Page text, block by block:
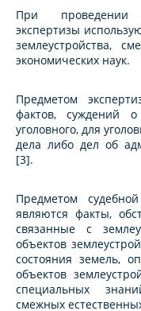
При проведении
экспертизы
землеустройства,
экономических наук.
Предметом
фактов, суждений
уголовного, для
дела либо дел об
[3].
Предметом
являются факты,
связанные с
объектов
состояния земель,
объектов
специальных
смежных